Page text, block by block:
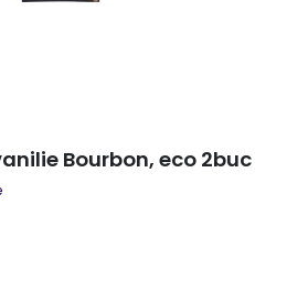
Bourbon, eco 2buc